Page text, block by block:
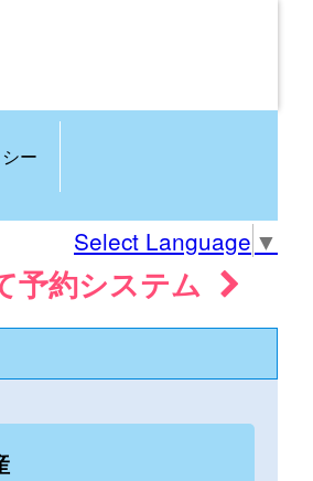
ー
Select Language ▼
予約システム